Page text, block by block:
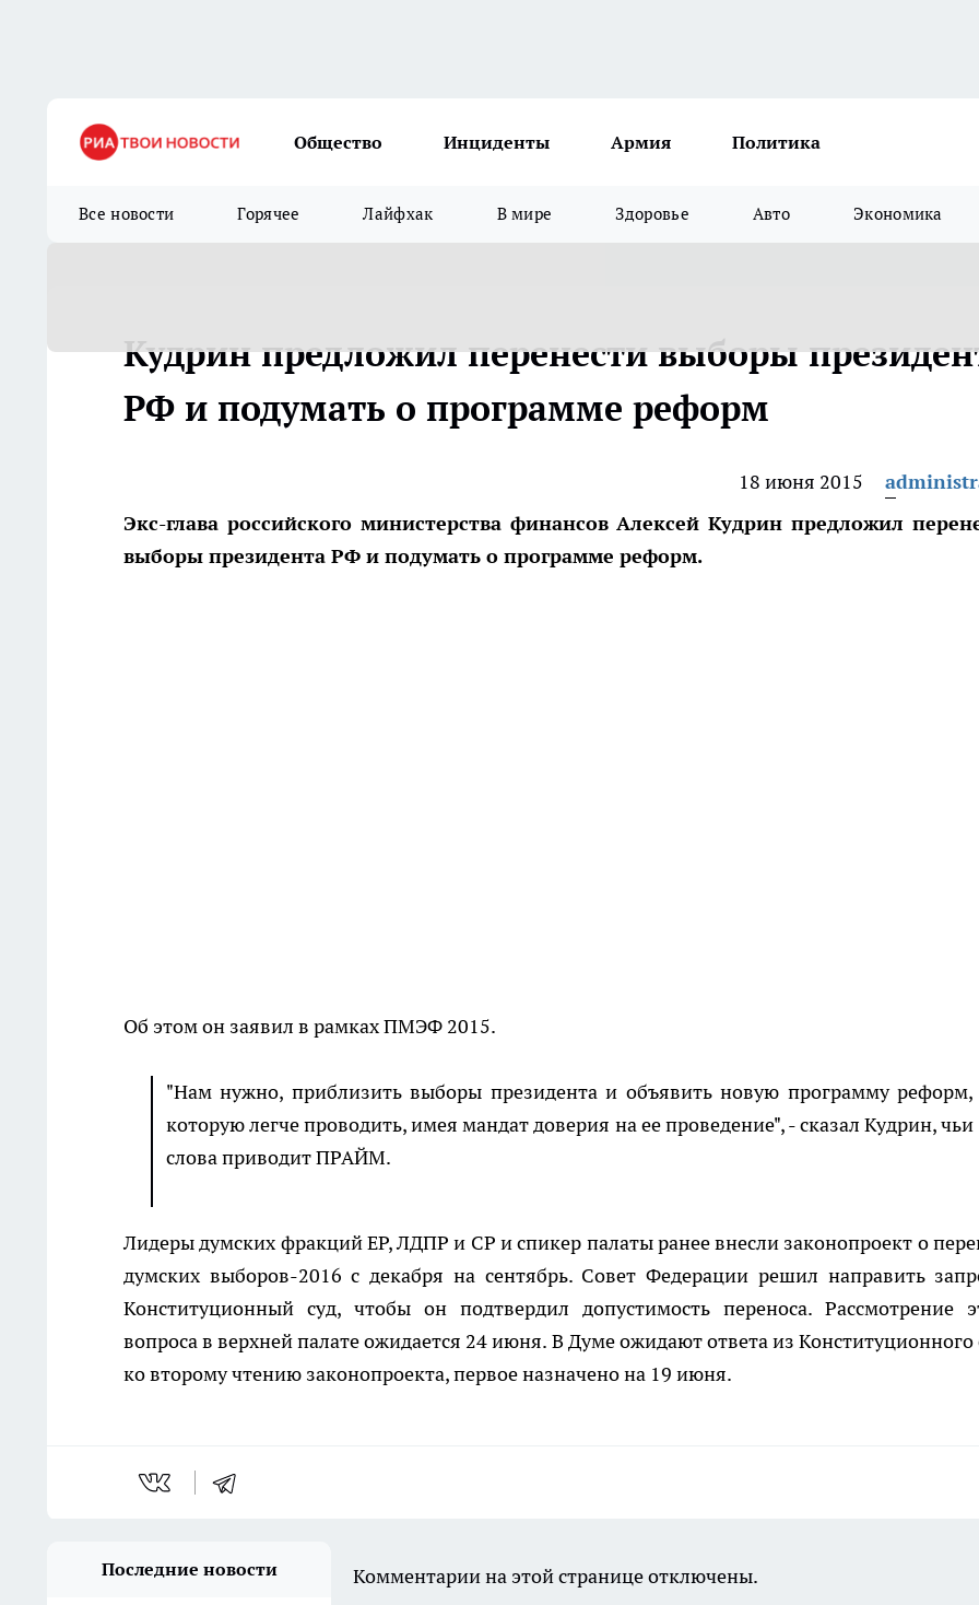
Общество Инциденты Армия Политика
Все новости Горячее Лайфхак В мире Здоровье Авто Экономика
Кудрин предложил перенести выборы
РФ и подумать о программе реформ
18 июня 2015
Экс-глава российского министерства финансов Алексей Кудрин предложил
выборы президента РФ и подумать о программе реформ.
Об этом он заявил в рамках ПМЭФ 2015.
"Нам нужно, приблизить выборы президента и объявить новую программу реформ,
которую легче проводить, имея мандат доверия на ее проведение", - сказал Кудрин, чьи
слова приводит ПРАЙМ.
Лидеры думских фракций ЕР, ЛДПР и СР и спикер палаты ранее внесли законопроект о
думских выборов-2016 с декабря на сентябрь. Совет Федерации решил направить
Конституционный суд, чтобы он подтвердил допустимость переноса. Рассмотрение
вопроса в верхней палате ожидается 24 июня. В Думе ожидают ответа из Конституционного
ко второму чтению законопроекта, первое назначено на 19 июня.
Последние новости Комментарии на этой странице отключены.